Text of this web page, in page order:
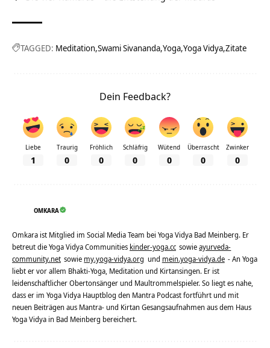
TAGGED: Meditation Swami Sivananda Yoga Yoga Vidya Zitate
Dein Feedback?
Liebe
1
Traurig
0
Fröhlich
0
Schläfrig
0
Wütend
0
Überrascht
0
Zwinker
0
OMKARA
Omkara ist Mitglied im Social Media Team bei Yoga Vidya Bad Meinberg. Er
betreut die Yoga Vidya Communities kinder-yoga.cc sowieayurveda-
community.net sowie my.yoga-vidya.org und mein.yoga-vidya.de - An Yoga
liebt er vor allem Bhakti-Yoga, Meditation und Kirtansingen. Er ist
leidenschaftlicher Obertonsänger und Maultrommelspieler. So liegt es nahe,
dass er im Yoga Vidya Hauptblog den Mantra Podcast fortführt und mit
neuen Beiträgen aus Mantra- und Kirtan Gesangsaufnahmen aus dem Haus
Yoga Vidya in Bad Meinberg bereichert.